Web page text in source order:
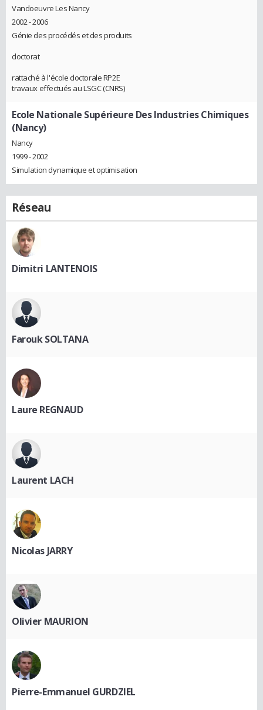
Vandoeuvre Les Nancy
2002 - 2006
Génie des procédés et des produits
doctorat
rattaché à l'école doctorale RP2E
travaux effectués au LSGC (CNRS)
Ecole Nationale Supérieure Des Industries Chimiques
(Nancy)
Nancy
1999 - 2002
Simulation dynamique et optimisation
Réseau
Dimitri LANTENOIS
Farouk SOLTANA
Laure REGNAUD
Laurent LACH
Nicolas JARRY
Olivier MAURION
Pierre-Emmanuel GURDZIEL